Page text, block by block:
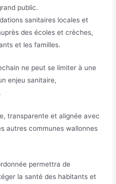
public.
sanitaires locales et
des écoles et crèches,
et les familles.
ne peut se limiter à une
enjeu sanitaire,
transparente et alignée avec
autres communes wallonnes
permettra de
la santé des habitants et